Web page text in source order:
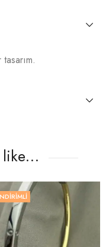
like…